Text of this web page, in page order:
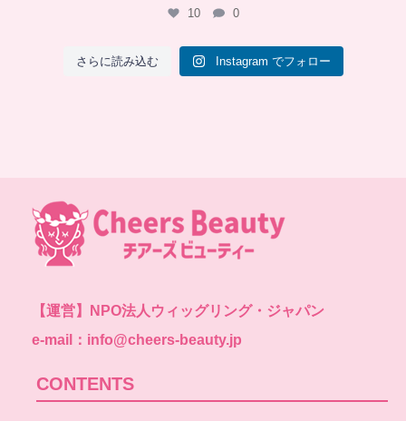
10 0
さらに読み込む Instagram でフォロー
【運営】
NPO法人ウィッグリング・ジャパン
e-mail：info@cheers-beauty.jp
CONTENTS